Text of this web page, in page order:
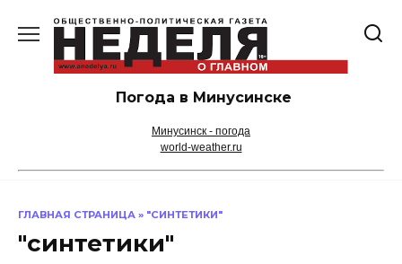
содержанию
Погода в Минусинске
Минусинск - погода
world-weather.ru
ГЛАВНАЯ СТРАНИЦА » "СИНТЕТИКИ"
"синтетики"